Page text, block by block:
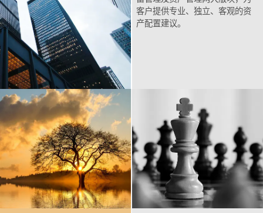
客户提供专业、独立、客观的资
产配置建议。